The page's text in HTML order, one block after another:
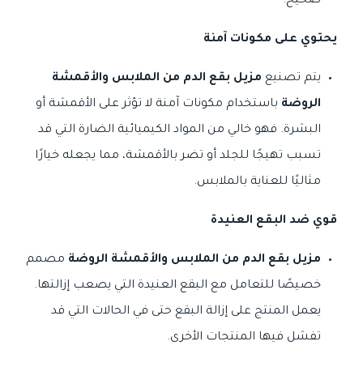
يحتوي على مكونات آمنة
يتم تصنيع مزيل بقع الدم من الملابس والأقمشة
الروضة باستخدام مكونات آمنة لا تؤثر على الأقمشة أو
البشرة. فهو خالي من المواد الكيميائية الضارة التي قد
تسبب تهيجًا للجلد أو تضر بالأقمشة، مما يجعله خيارًا
مثاليًا للعناية بالملابس.
قوي ضد البقع العنيدة
مزيل بقع الدم من الملابس والأقمشة الروضة مصمم
خصيصًا للتعامل مع البقع العنيدة التي يصعب إزالتها.
يعمل المنتج على إزالة البقع حتى في الحالات التي قد
تفشل فيها المنتجات الأخرى.